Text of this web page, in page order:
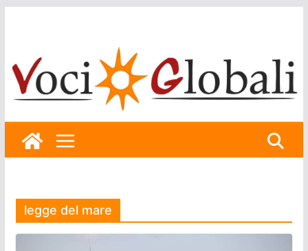
legge del mare